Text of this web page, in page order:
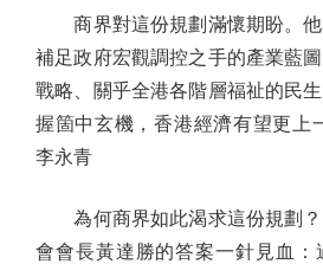
商界對這份規劃滿懷期盼。他
補足政府宏觀調控之手的產業藍
戰略、關乎全港各階層福祉的民
握箇中玄機，香港經濟有望更上
李永青
為何商界如此渴求這份規劃？
會會長黃達勝的答案一針見血：